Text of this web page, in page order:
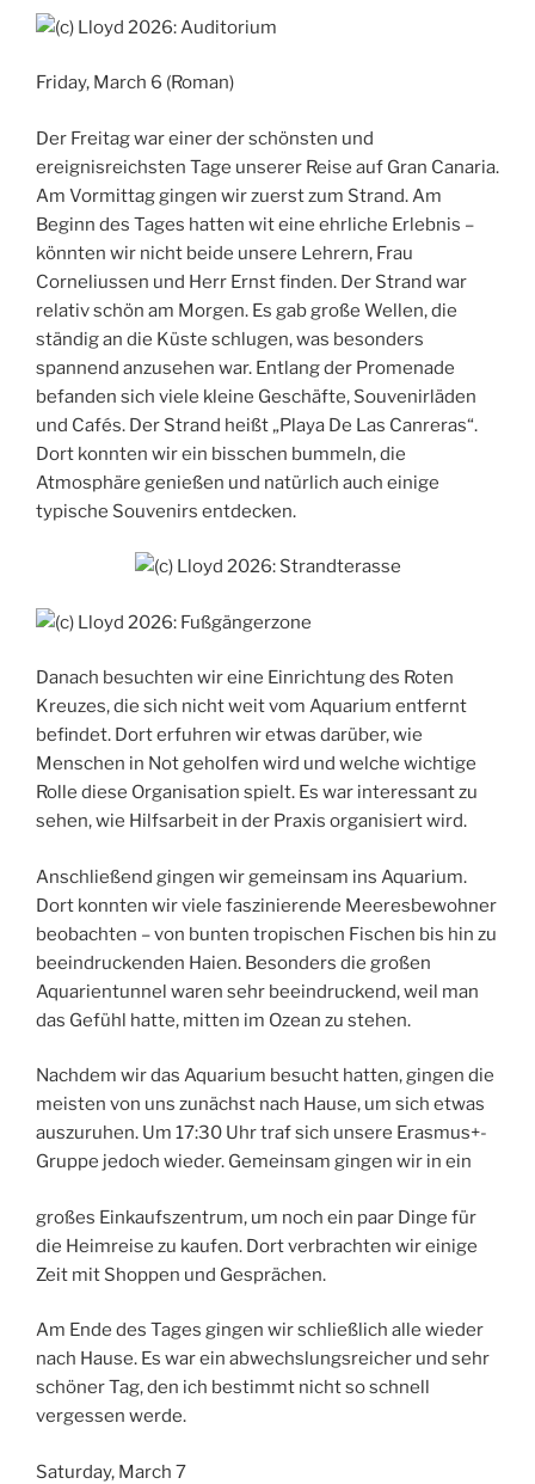
Friday, March 6 (Roman)
Der Freitag war einer der schönsten und
ereignisreichsten Tage unserer Reise auf Gran Canaria.
Am Vormittag gingen wir zuerst zum Strand. Am
Beginn des Tages hatten wit eine ehrliche Erlebnis –
könnten wir nicht beide unsere Lehrern, Frau
Corneliussen und Herr Ernst finden. Der Strand war
relativ schön am Morgen. Es gab große Wellen, die
ständig an die Küste schlugen, was besonders
spannend anzusehen war. Entlang der Promenade
befanden sich viele kleine Geschäfte, Souvenirläden
und Cafés. Der Strand heißt „Playa De Las Canreras“.
Dort konnten wir ein bisschen bummeln, die
Atmosphäre genießen und natürlich auch einige
typische Souvenirs entdecken.
Danach besuchten wir eine Einrichtung des Roten
Kreuzes, die sich nicht weit vom Aquarium entfernt
befindet. Dort erfuhren wir etwas darüber, wie
Menschen in Not geholfen wird und welche wichtige
Rolle diese Organisation spielt. Es war interessant zu
sehen, wie Hilfsarbeit in der Praxis organisiert wird.
Anschließend gingen wir gemeinsam ins Aquarium.
Dort konnten wir viele faszinierende Meeresbewohner
beobachten – von bunten tropischen Fischen bis hin zu
beeindruckenden Haien. Besonders die großen
Aquarientunnel waren sehr beeindruckend, weil man
das Gefühl hatte, mitten im Ozean zu stehen.
Nachdem wir das Aquarium besucht hatten, gingen die
meisten von uns zunächst nach Hause, um sich etwas
auszuruhen. Um 17:30 Uhr traf sich unsere Erasmus+-
Gruppe jedoch wieder. Gemeinsam gingen wir in ein
großes Einkaufszentrum, um noch ein paar Dinge für
die Heimreise zu kaufen. Dort verbrachten wir einige
Zeit mit Shoppen und Gesprächen.
Am Ende des Tages gingen wir schließlich alle wieder
nach Hause. Es war ein abwechslungsreicher und sehr
schöner Tag, den ich bestimmt nicht so schnell
vergessen werde.
Saturday, March 7